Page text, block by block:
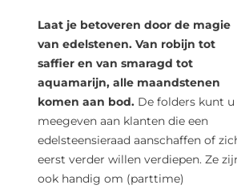
Laat je betoveren door de magie
van edelstenen. Van robijn tot
saffier en van smaragd tot
aquamarijn, alle maandstenen
komen aan bod. De folders kunt u
meegeven aan klanten die een
edelsteensieraad aanschaffen of
eerst verder willen verdiepen. Ze
ook handig om (parttime)